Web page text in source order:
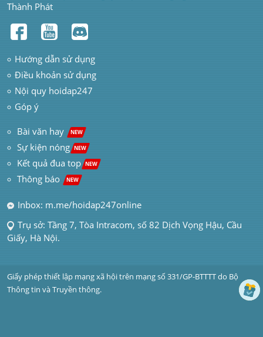
Thành Phát
Hướng dẫn sử dụng
Điều khoản sử dụng
Nội quy hoidap247
Góp ý
Bài văn hay NEW
Sự kiện nóng NEW
Kết quả đua top NEW
Thông báo NEW
Inbox: m.me/hoidap247online
Trụ sở: Tầng 7, Tòa Intracom, số 82 Dịch Vọng Hậu, Cầu
Giấy, Hà Nội.
Giấy phép thiết lập mạng xã hội trên mạng số 331/GP-BTTTT do Bộ
Thông tin và Truyền thông.